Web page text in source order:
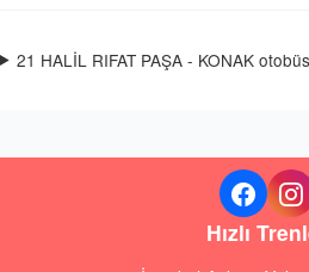
21 HALİL RIFAT PAŞA - KONAK
Hızlı